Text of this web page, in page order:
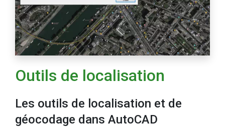
Outils de localisation
Les outils de localisation et de
géocodage dans AutoCAD